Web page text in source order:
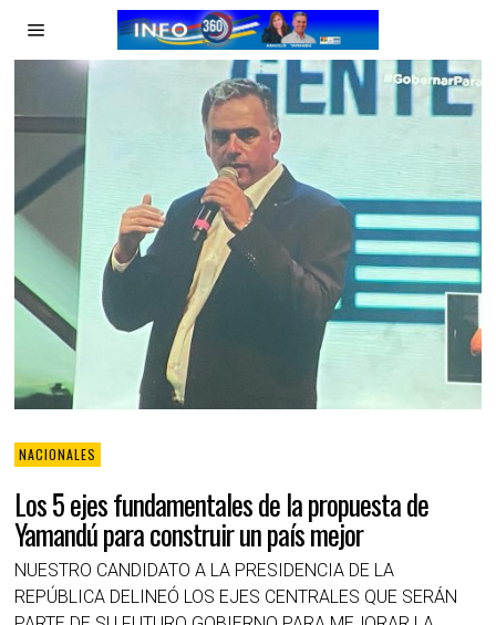
NACIONALES
Los 5 ejes fundamentales de la propuesta de
Yamandú para construir un país mejor
NUESTRO CANDIDATO A LA PRESIDENCIA DE LA
REPÚBLICA DELINEÓ LOS EJES CENTRALES QUE SERÁN